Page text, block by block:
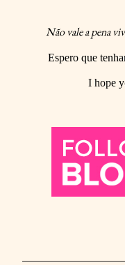
Não vale a pena
Espero que
I hope